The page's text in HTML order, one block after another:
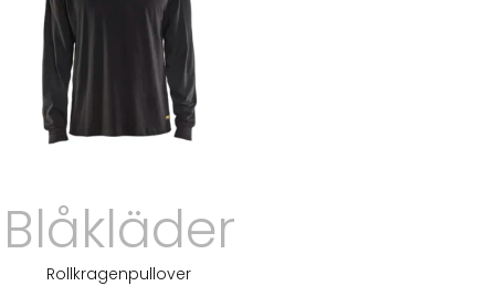
Blåkläder
Rollkragenpullover